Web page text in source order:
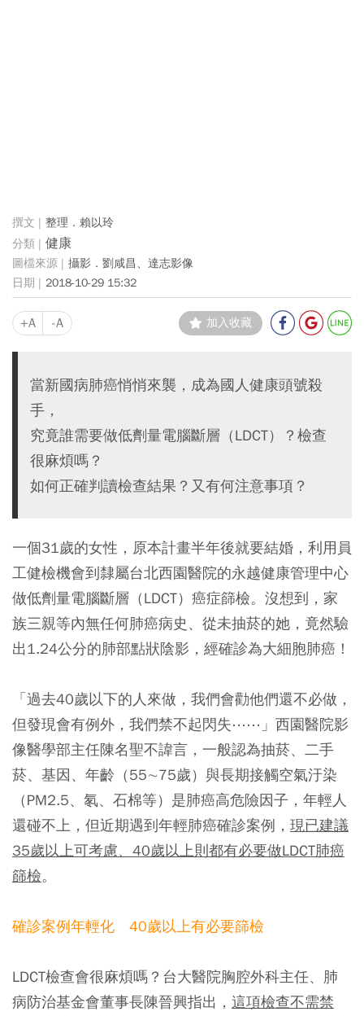
整理．賴以玲
健康
攝影．劉咸昌、達志影像
2018-10-29 15:32
+A -A 加入收藏
當新國病肺癌悄悄來襲，成為國人健康頭號殺
手，
究竟誰需要做低劑量電腦斷層（LDCT）？檢查
很麻煩嗎？
如何正確判讀檢查結果？又有何注意事項？
一個31歲的女性，原本計畫半年後就要結婚，利用員
工健檢機會到隸屬台北西園醫院的永越健康管理中心
做低劑量電腦斷層（LDCT）癌症篩檢。沒想到，家
族三親等內無任何肺癌病史、從未抽菸的她，竟然驗
出1.24公分的肺部點狀陰影，經確診為大細胞肺癌！
「過去40歲以下的人來做，我們會勸他們還不必做，
但發現會有例外，我們禁不起閃失⋯⋯」西園醫院影
像醫學部主任陳名聖不諱言，一般認為抽菸、二手
菸、基因、年齡（55∼75歲）與長期接觸空氣汙染
（PM2.5、氡、石棉等）是肺癌高危險因子，年輕人
還碰不上，但近期遇到年輕肺癌確診案例， 現已建議
35歲以上可考慮、40歲以上則都有必要做LDCT肺癌
篩檢。
確診案例年輕化 40歲以上有必要篩檢
LDCT檢查會很麻煩嗎？台大醫院胸腔外科主任、肺
病防治基金會董事長陳晉興指出， 這項檢查不需禁